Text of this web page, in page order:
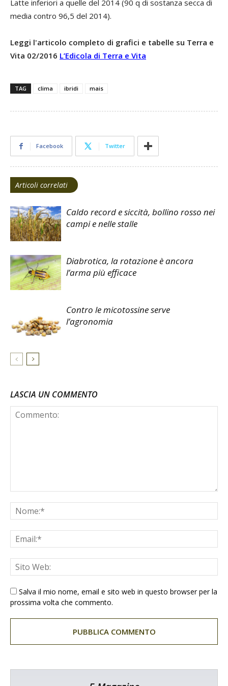
Latte inferiori a quelle del 2014 (90 q di sostanza secca di
media contro 96,5 del 2014).
Leggi l'articolo completo di grafici e tabelle su Terra e
Vita 02/2016 L’Edicola di Terra e Vita
TAG clima ibridi mais
Facebook Twitter
Articoli correlati
Caldo record e siccità, bollino rosso nei
campi e nelle stalle
Diabrotica, la rotazione è ancora
l’arma più efficace
Contro le micotossine serve
l’agronomia
LASCIA UN COMMENTO
Salva il mio nome, email e sito web in questo browser per la
prossima volta che commento.